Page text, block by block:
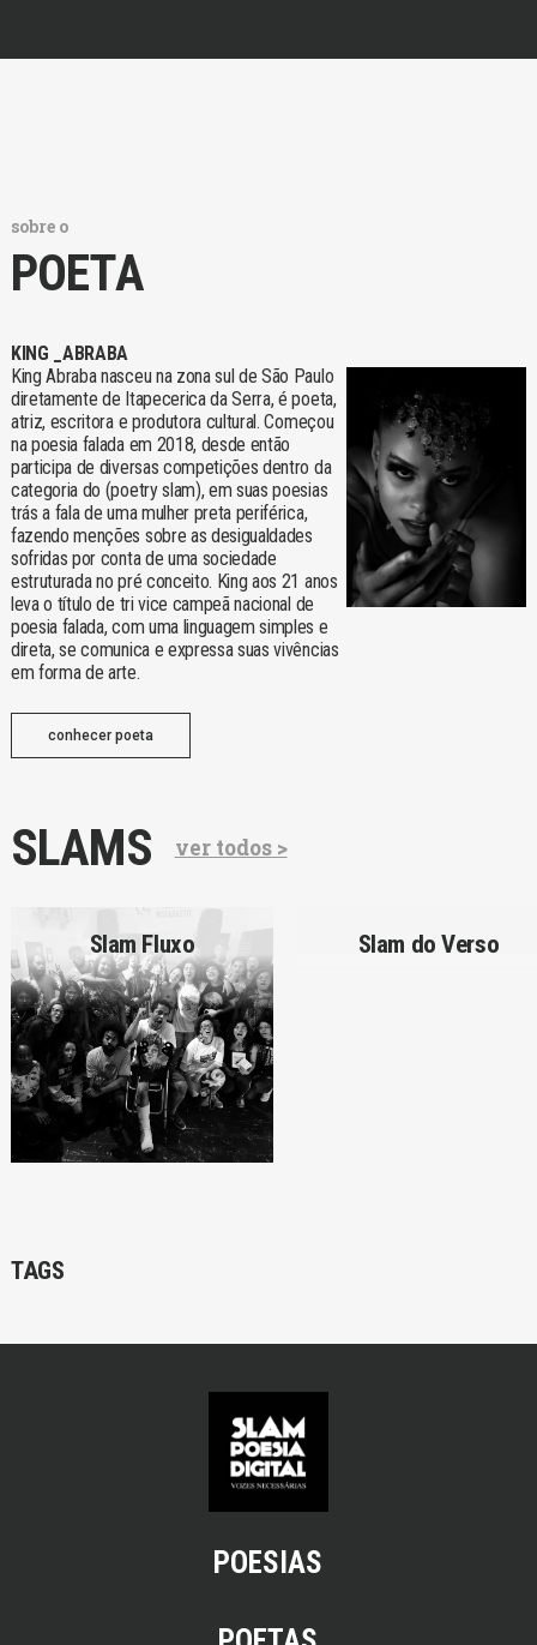
sobre o
POETA
KING _ABRABA
King Abraba nasceu na zona sul de São Paulo
diretamente de Itapecerica da Serra, é poeta,
atriz, escritora e produtora cultural. Começou
na poesia falada em 2018, desde então
participa de diversas competições dentro da
categoria do (poetry slam), em suas poesias
trás a fala de uma mulher preta periférica,
fazendo menções sobre as desigualdades
sofridas por conta de uma sociedade
estruturada no pré conceito. King aos 21 anos
leva o título de tri vice campeã nacional de
poesia falada, com uma linguagem simples e
direta, se comunica e expressa suas vivências
em forma de arte.
conhecer poeta
SLAMS ver todos >
Slam Fluxo Slam do Verso
TAGS
POESIAS